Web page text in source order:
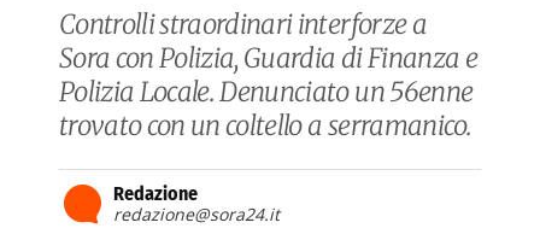
Controlli straordinari interforze a
Sora con Polizia, Guardia di Finanza e
Polizia Locale. Denunciato un 56enne
trovato con un coltello a serramanico.
Redazione
redazione@sora24.it